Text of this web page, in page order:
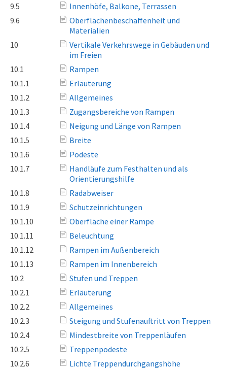
9.5
Innenhöfe, Balkone, Terrassen
9.6
Oberflächenbeschaffenheit und
Materialien
10
Vertikale Verkehrswege in Gebäuden und
im Freien
10.1
Rampen
10.1.1
Erläuterung
10.1.2
Allgemeines
10.1.3
Zugangsbereiche von Rampen
10.1.4
Neigung und Länge von Rampen
10.1.5
Breite
10.1.6
Podeste
10.1.7
Handläufe zum Festhalten und als
Orientierungshilfe
10.1.8
Radabweiser
10.1.9
Schutzeinrichtungen
10.1.10
Oberfläche einer Rampe
10.1.11
Beleuchtung
10.1.12
Rampen im Außenbereich
10.1.13
Rampen im Innenbereich
10.2
Stufen und Treppen
10.2.1
Erläuterung
10.2.2
Allgemeines
10.2.3
Steigung und Stufenauftritt von Treppen
10.2.4
Mindestbreite von Treppenläufen
10.2.5
Treppenpodeste
10.2.6
Lichte Treppendurchgangshöhe